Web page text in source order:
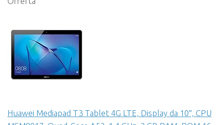
Huawei Mediapad T3 Tablet 4G LTE, Display da 10″, CPU